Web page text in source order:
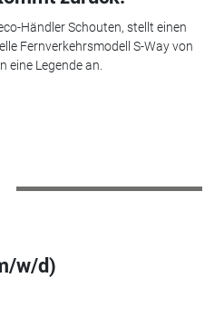
Händler Schouten, stellt einen
Fernverkehrsmodell S-Way von
eine Legende an.
w/d)